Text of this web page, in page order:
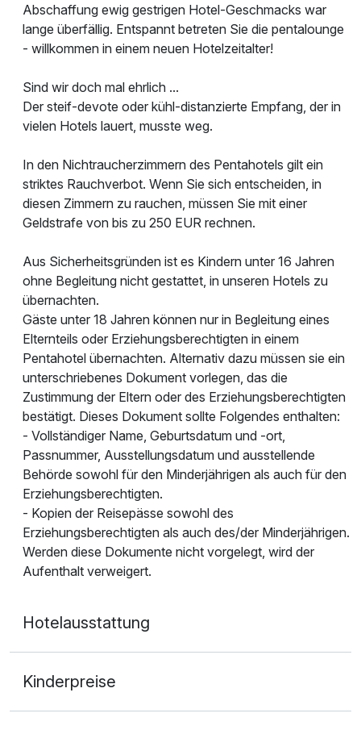
Abschaffung ewig gestrigen Hotel-Geschmacks war
lange überfällig. Entspannt betreten Sie die pentalounge
- willkommen in einem neuen Hotelzeitalter!
Sind wir doch mal ehrlich ...
Der steif-devote oder kühl-distanzierte Empfang, der in
vielen Hotels lauert, musste weg.
In den Nichtraucherzimmern des Pentahotels gilt ein
striktes Rauchverbot. Wenn Sie sich entscheiden, in
diesen Zimmern zu rauchen, müssen Sie mit einer
Geldstrafe von bis zu 250 EUR rechnen.
Aus Sicherheitsgründen ist es Kindern unter 16 Jahren
ohne Begleitung nicht gestattet, in unseren Hotels zu
übernachten.
Gäste unter 18 Jahren können nur in Begleitung eines
Elternteils oder Erziehungsberechtigten in einem
Pentahotel übernachten. Alternativ dazu müssen sie ein
unterschriebenes Dokument vorlegen, das die
Zustimmung der Eltern oder des Erziehungsberechtigten
bestätigt. Dieses Dokument sollte Folgendes enthalten:
- Vollständiger Name, Geburtsdatum und -ort,
Passnummer, Ausstellungsdatum und ausstellende
Behörde sowohl für den Minderjährigen als auch für den
Erziehungsberechtigten.
- Kopien der Reisepässe sowohl des
Erziehungsberechtigten als auch des/der Minderjährigen.
Werden diese Dokumente nicht vorgelegt, wird der
Aufenthalt verweigert.
Hotelausstattung
Kinderpreise